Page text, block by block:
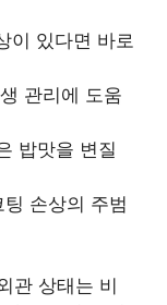
이 있다면 바로
관리에 도움
밥맛을 변질
손상의 주범
관 상태는 비